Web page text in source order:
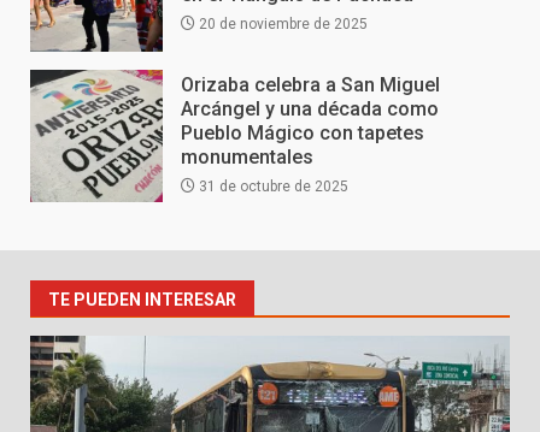
20 de noviembre de 2025
Orizaba celebra a San Miguel
Arcángel y una década como
Pueblo Mágico con tapetes
monumentales
31 de octubre de 2025
TE PUEDEN INTERESAR